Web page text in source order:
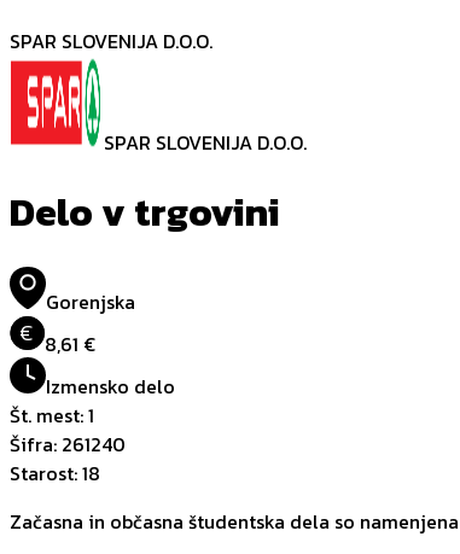
SPAR SLOVENIJA D.O.O.
SPAR SLOVENIJA D.O.O.
Delo v trgovini
Gorenjska
€ 8,61 €
Izmensko delo
Št. mest:1
Šifra: 261240
Starost:18
Začasna in občasna študentska dela so